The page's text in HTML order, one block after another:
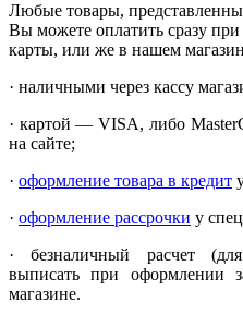
Любые товары,
Вы можете оплатить сразу
карты, или же в нашем
· наличными через кассу
· картой — VISA, либо
на сайте;
· оформление товара в кредит
· оформление рассрочки у
· безналичный расчет
выписать при оформлении
магазине.